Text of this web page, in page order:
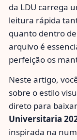
da LDU carrega
leitura rápida
quanto dentro
arquivo é
perfeição os
Neste artigo,
sobre o estilo
direto para
Universitaria
inspirada na